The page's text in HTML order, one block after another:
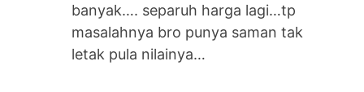
banyak…. separuh harga lagi…tp
masalahnya bro punya saman tak
letak pula nilainya…